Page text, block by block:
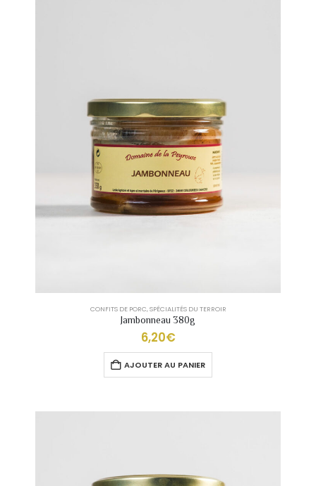
CONFITS DE PORC,SPÉCIALITÉS DU TERROIR
Jambonneau 380g
6,20€
AJOUTER AU PANIER